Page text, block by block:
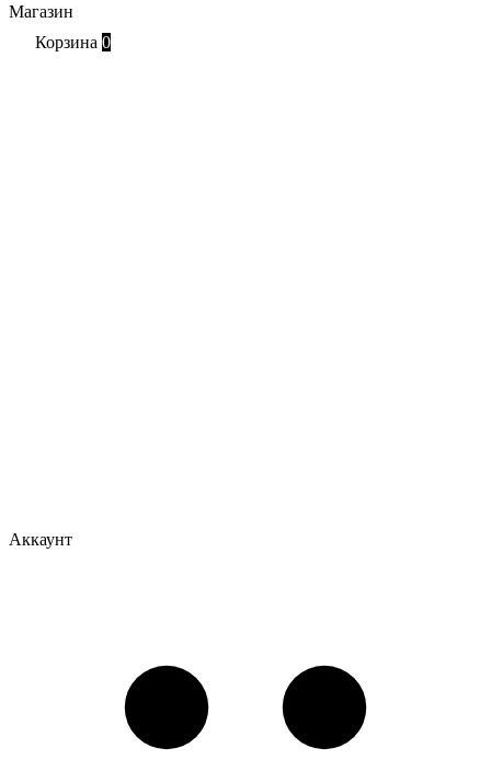
Магазин
Корзина 0
Аккаунт